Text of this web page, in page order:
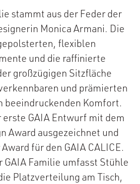
stammt aus der Feder der
Monica Armani. Die
flexiblen
und die raffinierte
großzügigen Sitzfläche
und prämierten
beeindruckenden Komfort.
erste GAIA Entwurf mit dem
Award ausgezeichnet und
für den GAIA CALICE.
GAIA Familie umfasst Stühle
Platzverteilung am Tisch,